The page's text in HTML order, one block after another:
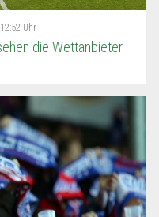
Uhr
die Wettanbieter